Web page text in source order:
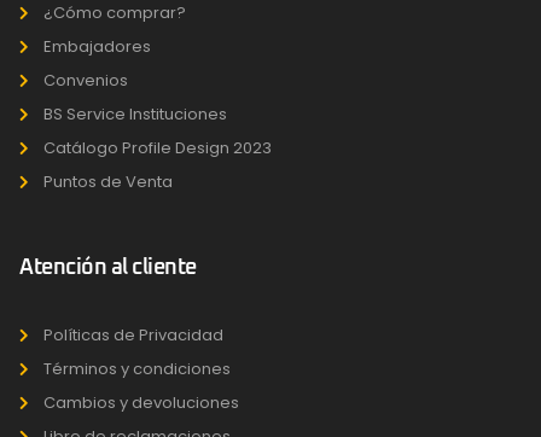
¿Cómo comprar?
Embajadores
Convenios
BS Service Instituciones
Catálogo Profile Design 2023
Puntos de Venta
Atención al cliente
Políticas de Privacidad
Términos y condiciones
Cambios y devoluciones